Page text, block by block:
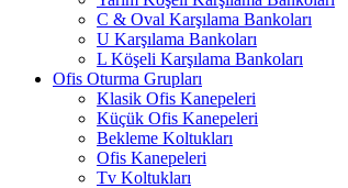
C & Oval Karşılama Bankoları
U Karşılama Bankoları
L Köşeli Karşılama Bankoları
Ofis Oturma Grupları
Klasik Ofis Kanepeleri
Küçük Ofis Kanepeleri
Bekleme Koltukları
Ofis Kanepeleri
Tv Koltukları